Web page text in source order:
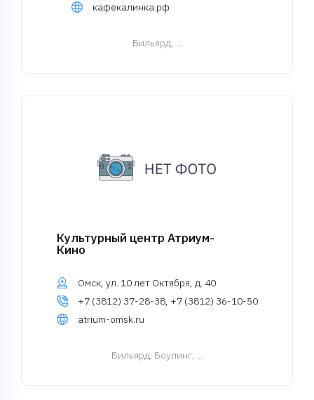
кафекалинка.рф
Бильярд; ...
Культурный центр Атриум-
Кино
Омск, ул. 10 лет Октября, д. 40
+7 (3812) 37-28-38, +7 (3812) 36-10-50
atrium-omsk.ru
Бильярд; Боулинг; ...